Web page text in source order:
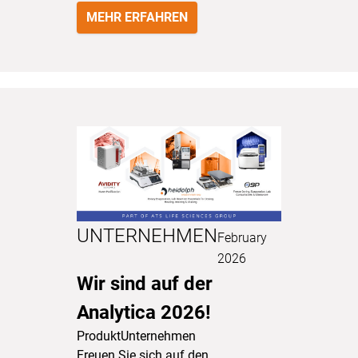
MEHR ERFAHREN
UNTERNEHMENFebruary
2026
Wir sind auf der
Analytica 2026!
ProduktUnternehmen